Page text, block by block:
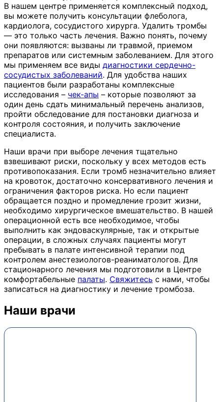
В нашем центре применяется комплексный подход,
вы можете получить консультации флеболога,
кардиолога, сосудистого хирурга. Удалить тромбы
— это только часть лечения. Важно понять, почему
они появляются: вызваны ли травмой, приемом
препаратов или системным заболеванием. Для этого
мы применяем все виды диагностики сердечно-
сосудистых заболеваний. Для удобства наших
пациентов были разработаны комплексные
исследования – чек-апы – которые позволяют за
один день сдать минимальный перечень анализов,
пройти обследование для постановки диагноза и
контроля состояния, и получить заключение
специалиста.
Наши врачи при выборе лечения тщательно
взвешивают риски, поскольку у всех методов есть
противопоказания. Если тромб незначительно влияет
на кровоток, достаточно консервативного лечения и
ограничения факторов риска. Но если пациент
обращается поздно и промедление грозит жизни,
необходимо хирургическое вмешательство. В нашей
операционной есть все необходимое, чтобы
выполнить как эндоваскулярные, так и открытые
операции, в сложных случаях пациенты могут
пребывать в палате интенсивной терапии под
контролем анестезиологов-реаниматологов. Для
стационарного лечения мы подготовили в Центре
комфортабельные палаты. Свяжитесь с нами, чтобы
записаться на диагностику и лечение тромбоза.
Наши врачи